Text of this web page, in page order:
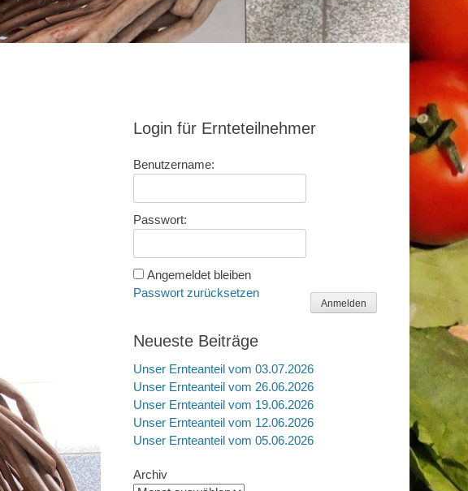
Login für Ernteteilnehmer
Benutzername:
Passwort:
Angemeldet bleiben
Anmelden
Passwort zurücksetzen
Neueste Beiträge
Unser Ernteanteil vom 03.07.2026
Unser Ernteanteil vom 26.06.2026
Unser Ernteanteil vom 19.06.2026
Unser Ernteanteil vom 12.06.2026
Unser Ernteanteil vom 05.06.2026
Archiv